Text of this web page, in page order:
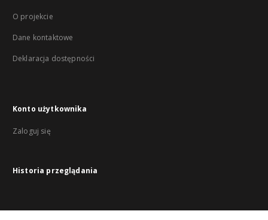
O projekcie
Dane kontaktowe
Deklaracja dostępności
Konto użytkownika
Zaloguj się
Historia przeglądania